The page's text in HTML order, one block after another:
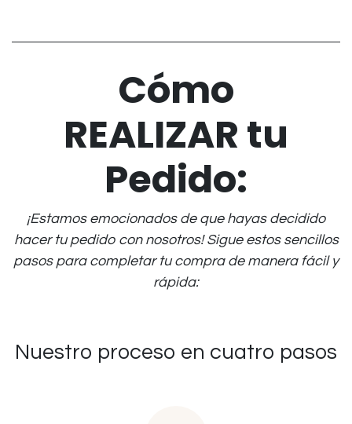
Cómo
REALIZAR tu
Pedido:
¡Estamos emocionados de que hayas decidido
hacer tu pedido con nosotros! Sigue estos sencillos
pasos para completar tu compra de manera fácil y
rápida:
Nuestro proceso en cuatro pasos